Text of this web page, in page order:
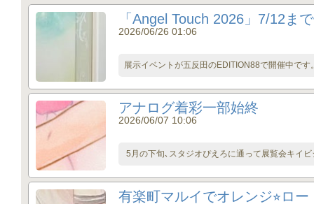
「Angel Touch 2026」7/12ま
2026/06/26 01:06
展示イベントが五反田のEDITION88で開催中で
アナログ着彩一部始終
2026/06/07 10:06
5月の下旬､スタジオぴえろに通って展覧会キイ
有楽町マルイでオレンジ⭐︎ロ